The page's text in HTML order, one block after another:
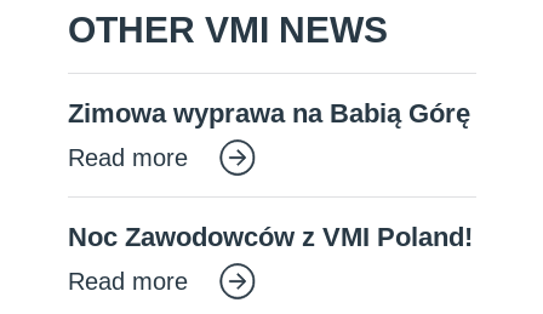
OTHER VMI NEWS
Zimowa wyprawa na Babią Górę
Read more
Noc Zawodowców z VMI Poland!
Read more